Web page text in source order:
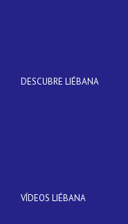
DESCUBRE LIÉBANA
VÍDEOS LIÉBANA